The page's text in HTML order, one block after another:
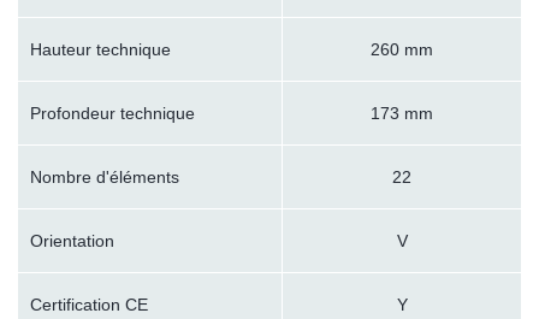
Hauteur technique 260 mm
Profondeur technique 173 mm
Nombre d'éléments 22
Orientation V
Certification CE Y